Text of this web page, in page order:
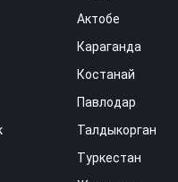
Актобе
Караганда
Костанай
Павлодар
Талдыкорган
Туркестан